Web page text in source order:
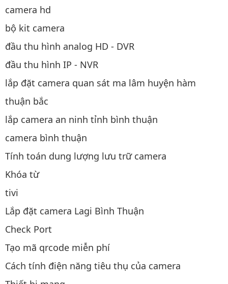
camera hd
bộ kit camera
đầu thu hình analog HD - DVR
đầu thu hình IP - NVR
lắp đặt camera quan sát ma lâm huyện hàm
thuận bắc
lắp camera an ninh tỉnh bình thuận
camera bình thuận
Tính toán dung lượng lưu trữ camera
Khóa từ
tivi
Lắp đặt camera Lagi Bình Thuận
Check Port
Tạo mã qrcode miễn phí
Cách tính điện năng tiêu thụ của camera